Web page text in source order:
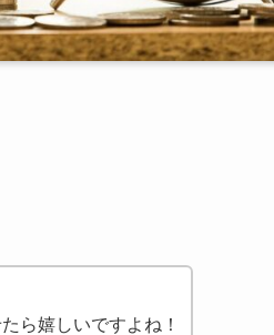
ら嬉しいですよね！